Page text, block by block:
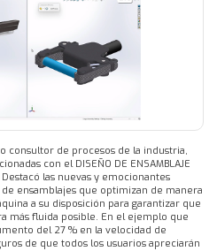
consultor de procesos de la industria,
con el DISEÑO DE ENSAMBLAJE
las nuevas y emocionantes
ensamblajes que optimizan de manera
a su disposición para garantizar que
más fluida posible. En el ejemplo que
del 27 % en la velocidad de
de que todos los usuarios apreciarán